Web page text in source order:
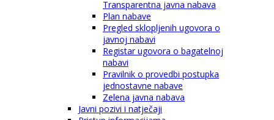
Transparentna javna nabava
Plan nabave
Pregled sklopljenih ugovora o
javnoj nabavi
Registar ugovora o bagatelnoj
nabavi
Pravilnik o provedbi postupka
jednostavne nabave
Zelena javna nabava
Javni pozivi i natječaji